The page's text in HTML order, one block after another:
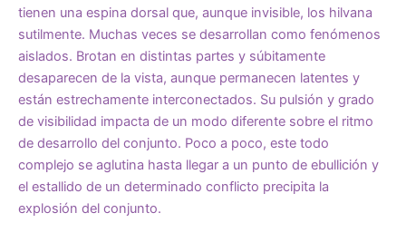
tienen una espina dorsal que, aunque invisible, los hilvana
sutilmente. Muchas veces se desarrollan como fenómenos
aislados. Brotan en distintas partes y súbitamente
desaparecen de la vista, aunque permanecen latentes y
están estrechamente interconectados. Su pulsión y grado
de visibilidad impacta de un modo diferente sobre el ritmo
de desarrollo del conjunto. Poco a poco, este todo
complejo se aglutina hasta llegar a un punto de ebullición y
el estallido de un determinado conflicto precipita la
explosión del conjunto.